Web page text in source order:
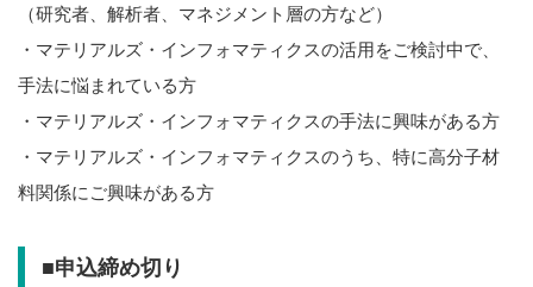
（研究者、解析者、マネジメント層の方など）
・マテリアルズ・インフォマティクスの活用をご検討中で、
手法に悩まれている方
・マテリアルズ・インフォマティクスの手法に興味がある方
・マテリアルズ・インフォマティクスのうち、特に高分子材
料関係にご興味がある方
■申込締め切り